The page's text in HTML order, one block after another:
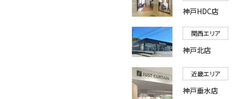
神戸HDC店
関西エリア
神戸北店
近畿エリア
神戸垂水店